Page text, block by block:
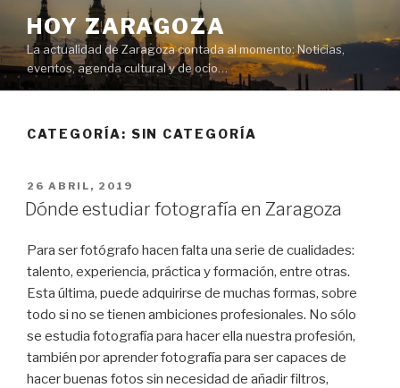
contenido
HOY ZARAGOZA
La actualidad de Zaragoza contada al momento: Noticias,
eventos, agenda cultural y de ocio…
CATEGORÍA: SIN CATEGORÍA
PUBLICADO
EL
26 ABRIL, 2019
Dónde estudiar fotografía en Zaragoza
Para ser fotógrafo hacen falta una serie de cualidades:
talento, experiencia, práctica y formación, entre otras.
Esta última, puede adquirirse de muchas formas, sobre
todo si no se tienen ambiciones profesionales. No sólo
se estudia fotografía para hacer ella nuestra profesión,
también por aprender fotografía para ser capaces de
hacer buenas fotos sin necesidad de añadir filtros,